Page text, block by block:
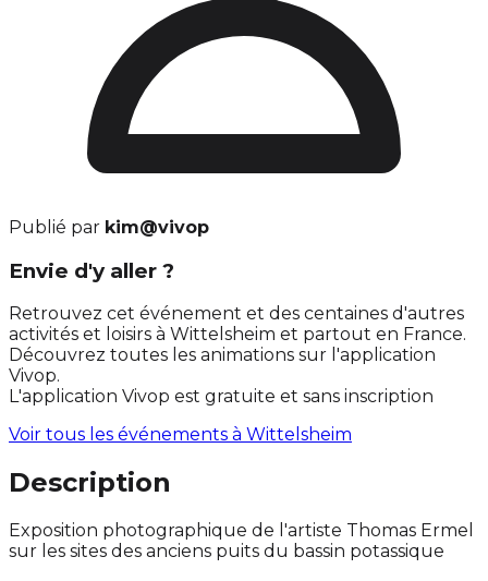
Publié par kim@vivop
Envie d'y aller ?
Retrouvez cet événement et des centaines d'autres
activités et loisirs à Wittelsheim et partout en France.
Découvrez toutes les animations sur l'application
Vivop.
L'application Vivop est gratuite et sans inscription
Voir tous les événements à Wittelsheim
Description
Exposition photographique de l'artiste Thomas Ermel
sur les sites des anciens puits du bassin potassique